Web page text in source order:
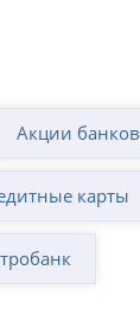
Акции банков
карты